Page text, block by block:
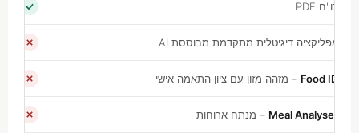
דו"ח PDF
אפליקציה דיגיטלית מתקדמת מבוססת AI
Food ID – מזהה מזון עם ציון התאמה אישי
Meal Analyser – מנתח ארוחות